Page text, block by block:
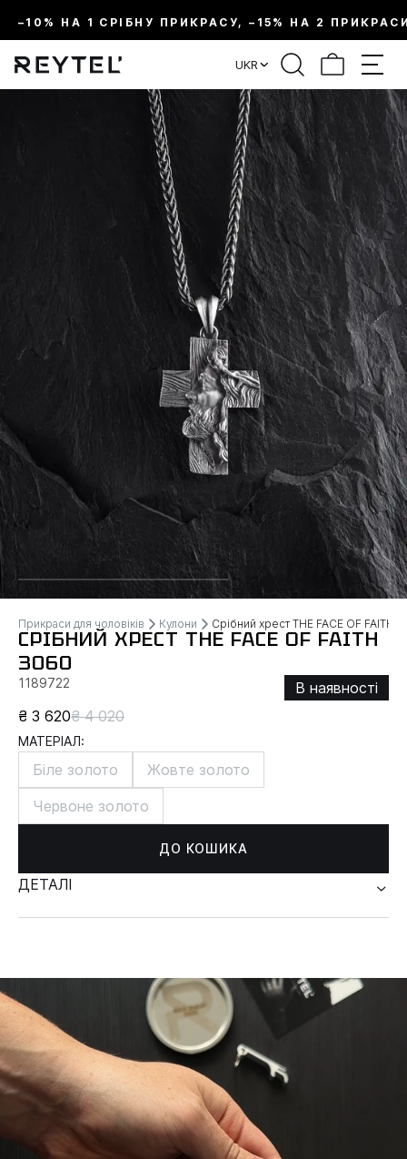
–10% НА 1 СРІБНУ ПРИКРАСУ, –15% НА 2
UKR
Прикраси для чоловіків Кулони Срібний хрест THE FACE OF FAITH
СРІБНИЙ ХРЕСТ THE FACE OF FAITH
3060
1189722
В наявності
₴ 3 620₴ 4 020
МАТЕРІАЛ:
Біле золото
Жовте золото
Червоне золото
ДО КОШИКА
ДЕТАЛІ